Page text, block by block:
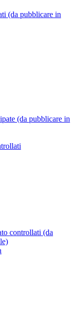
(da pubblicare in
(da pubblicare in
controllati (da